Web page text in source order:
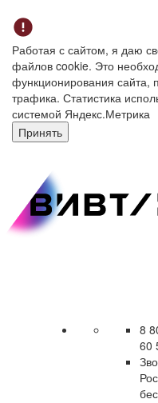
Работая с сайтом, я даю
файлов cookie. Это
функционирования сайта,
трафика. Статистика
системой Яндекс.Метрика
Принять
8
60